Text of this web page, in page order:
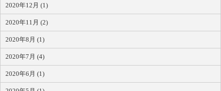
2020年12月 (1)
2020年11月 (2)
2020年8月 (1)
2020年7月 (4)
2020年6月 (1)